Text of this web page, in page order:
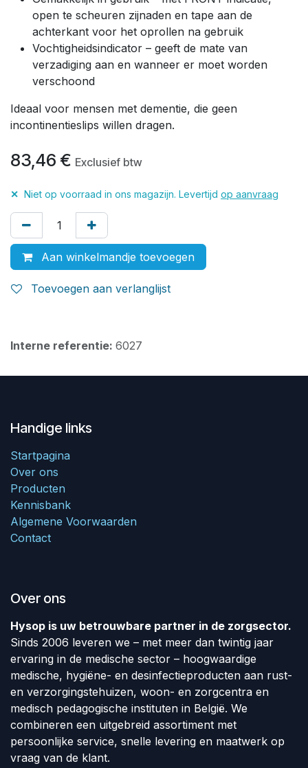
open te scheuren zijnaden en tape aan de
achterkant voor het oprollen na gebruik
Vochtigheidsindicator – geeft de mate van
verzadiging aan en wanneer er moet worden
verschoond
Ideaal voor mensen met dementie, die geen
incontinentieslips willen dragen.
83,46 € Exclusief btw
✕ Niet op voorraad in ons magazijn. Levertijd op aanvraag
Aan winkelmandje toevoegen
Toevoegen aan verlanglijst
Interne referentie: 6027
Handige links
Startpagina
Over ons
Producten
Kennisbank
Algemene Voorwaarden
Contact
Over ons
Hysop is uw betrouwbare partner in de zorgsector.
Sinds 2006 leveren we – met meer dan twintig jaar
ervaring in de medische sector – hoogwaardige
medische, hygiëne- en desinfectieproducten aan rust-
en verzorgingstehuizen, woon- en zorgcentra en
medisch pedagogische instituten in België. We
combineren een uitgebreid assortiment met
persoonlijke service, snelle levering en maatwerk op
vraag van de klant.